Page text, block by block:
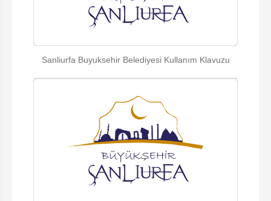
Sanliurfa Buyuksehir Belediyesi Kullanım Klavuzu